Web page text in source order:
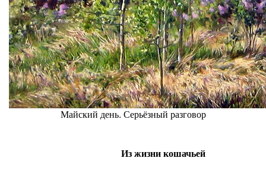
Майский день. Серьёзный разговор
Из жизни кошачьей